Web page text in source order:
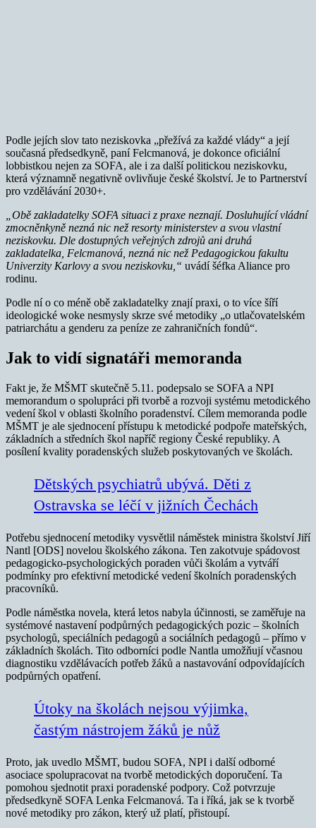
Podle jejích slov tato neziskovka „přežívá za každé vlády“ a její
současná předsedkyně, paní Felcmanová, je dokonce oficiální
lobbistkou nejen za SOFA, ale i za další politickou neziskovku,
která významně negativně ovlivňuje české školství. Je to Partnerství
pro vzdělávání 2030+.
„Obě zakladatelky SOFA situaci z praxe neznají. Dosluhující vládní
zmocněnkyně nezná nic než resorty ministerstev a svou vlastní
neziskovku. Dle dostupných veřejných zdrojů ani druhá
zakladatelka, Felcmanová, nezná nic než Pedagogickou fakultu
Univerzity Karlovy a svou neziskovku,“ uvádí šéfka Aliance pro
rodinu.
Podle ní o co méně obě zakladatelky znají praxi, o to více šíří
ideologické woke nesmysly skrze své metodiky „o utlačovatelském
patriarchátu a genderu za peníze ze zahraničních fondů“.
Jak to vidí signatáři memoranda
Fakt je, že MŠMT skutečně 5.11. podepsalo se SOFA a NPI
memorandum o spolupráci při tvorbě a rozvoji systému metodického
vedení škol v oblasti školního poradenství. Cílem memoranda podle
MŠMT je ale sjednocení přístupu k metodické podpoře mateřských,
základních a středních škol napříč regiony České republiky. A
posílení kvality poradenských služeb poskytovaných ve školách.
Dětských psychiatrů ubývá. Děti z
Ostravska se léčí v jižních Čechách
Potřebu sjednocení metodiky vysvětlil náměstek ministra školství Jiří
Nantl [ODS] novelou školského zákona. Ten zakotvuje spádovost
pedagogicko-psychologických poraden vůči školám a vytváří
podmínky pro efektivní metodické vedení školních poradenských
pracovníků.
Podle náměstka novela, která letos nabyla účinnosti, se zaměřuje na
systémové nastavení podpůrných pedagogických pozic – školních
psychologů, speciálních pedagogů a sociálních pedagogů – přímo v
základních školách. Tito odborníci podle Nantla umožňují včasnou
diagnostiku vzdělávacích potřeb žáků a nastavování odpovídajících
podpůrných opatření.
Útoky na školách nejsou výjimka,
častým nástrojem žáků je nůž
Proto, jak uvedlo MŠMT, budou SOFA, NPI i další odborné
asociace spolupracovat na tvorbě metodických doporučení. Ta
pomohou sjednotit praxi poradenské podpory. Což potvrzuje
předsedkyně SOFA Lenka Felcmanová. Ta i říká, jak se k tvorbě
nové metodiky pro zákon, který už platí, přistoupí.